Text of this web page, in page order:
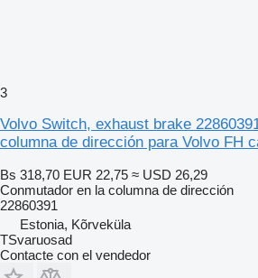
3
Volvo Switch, exhaust brake
columna de dirección para Volvo FH
Bs 318,70 EUR 22,75 ≈ USD 26,29
Conmutador en la columna de dirección
22860391
Estonia, Kõrveküla
TSvaruosad
Contacte con el vendedor